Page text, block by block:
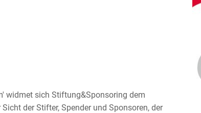
widmet sich Stiftung&Sponsoring dem
der Stifter, Spender und Sponsoren, der